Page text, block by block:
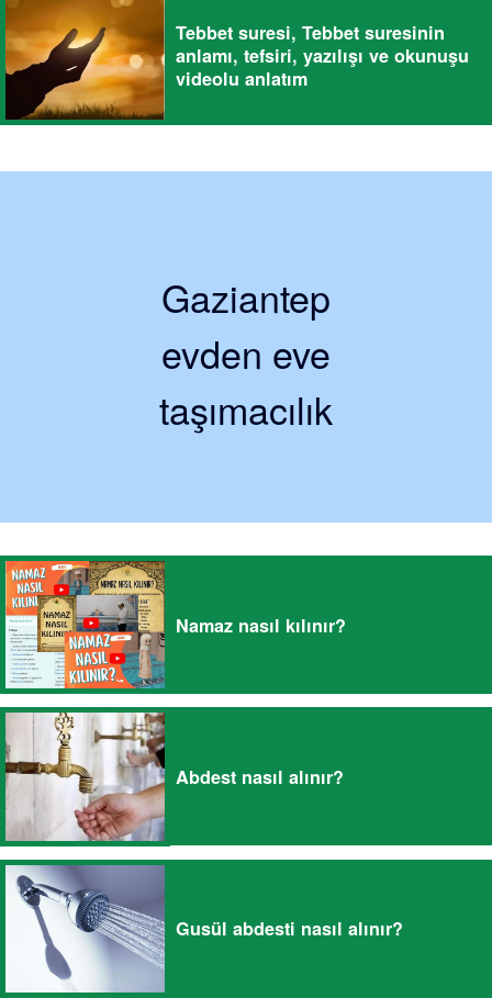
Tebbet suresi, Tebbet suresinin
anlamı, tefsiri, yazılışı ve okunuşu
videolu anlatım
Gaziantep
evden eve
taşımacılık
Namaz nasıl kılınır?
Abdest nasıl alınır?
Gusül abdesti nasıl alınır?